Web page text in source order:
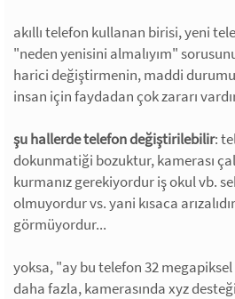
akıllı telefon kullanan birisi, yeni
"neden yenisini almalıyım"
harici değiştirmenin, maddi
insan için faydadan çok zararı
şu hallerde telefon değiştirilebilir:
dokunmatiği bozuktur, kamerası
kurmanız gerekiyordur iş okul vb.
olmuyordur vs. yani kısaca
görmüyordur...
yoksa, "ay bu telefon 32
daha fazla, kamerasında xyz